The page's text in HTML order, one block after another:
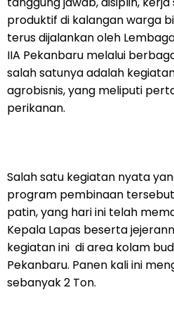
produktif di kalangan warga
terus dijalankan oleh
IIA Pekanbaru melalui
salah satunya adalah
agrobisnis, yang meliputi
perikanan.
Salah satu kegiatan nyata
program pembinaan
patin, yang hari ini telah
Kepala Lapas beserta
kegiatan ini di area kolam
Pekanbaru. Panen kali ini
sebanyak 2 Ton.